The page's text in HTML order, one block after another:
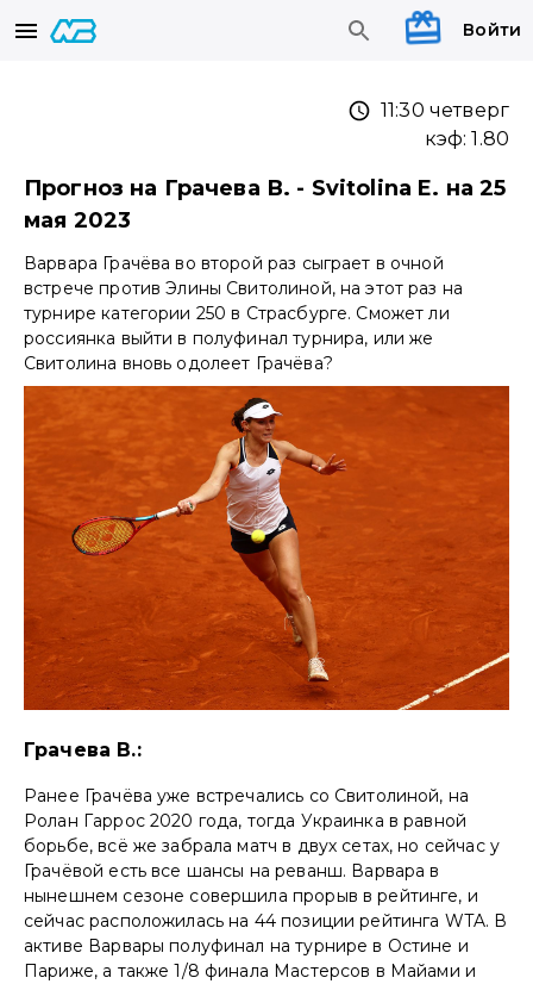
Войти
11:30 четверг
кэф:1.80
Прогноз на Грачева В. - Svitolina E. на 25
мая 2023
Варвара Грачёва во второй раз сыграет в очной
встрече против Элины Свитолиной, на этот раз на
турнире категории 250 в Страсбурге. Сможет ли
россиянка выйти в полуфинал турнира, или же
Свитолина вновь одолеет Грачёва?
Грачева В.:
Ранее Грачёва уже встречались со Свитолиной, на
Ролан Гаррос 2020 года, тогда Украинка в равной
борьбе, всё же забрала матч в двух сетах, но сейчас у
Грачёвой есть все шансы на реванш. Варвара в
нынешнем сезоне совершила прорыв в рейтинге, и
сейчас расположилась на 44 позиции рейтинга WTA. В
активе Варвары полуфинал на турнире в Остине и
Париже, а также 1/8 финала Мастерсов в Майами и